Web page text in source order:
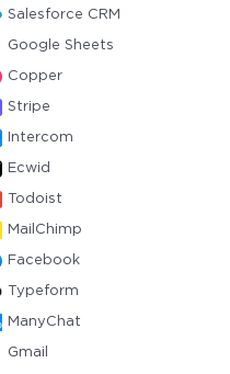
Salesforce CRM
Google Sheets
Copper
Stripe
Intercom
Ecwid
Todoist
MailChimp
Facebook
Typeform
ManyChat
Gmail